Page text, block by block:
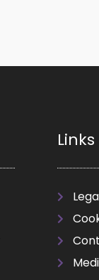
Links